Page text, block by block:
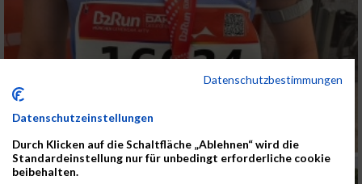
Datenschutzbestimmungen
Datenschutzeinstellungen
Durch Klicken auf die Schaltfläche „Ablehnen“ wird die
Standardeinstellung nur für unbedingt erforderliche cookie
beibehalten.